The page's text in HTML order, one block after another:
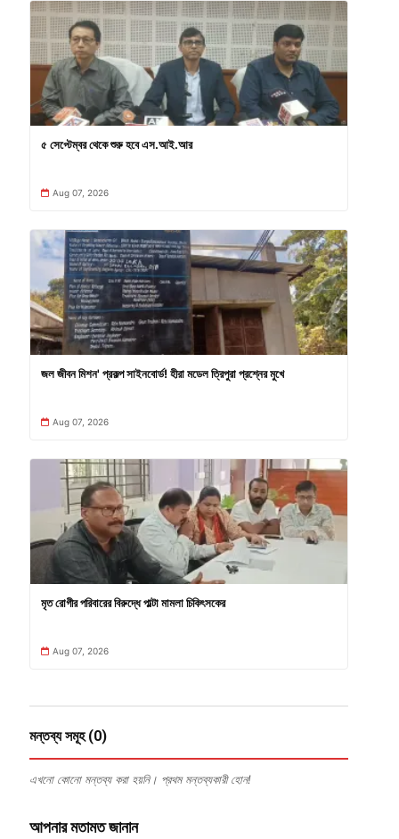
৫ সেপ্টেম্বর থেকে শুরু হবে এস.আই.আর
Aug 07, 2026
জল জীবন মিশন' প্রকল্প সাইনবোর্ড! হীরা মডেল ত্রিপুরা প্রশ্নের মুখে
Aug 07, 2026
মৃত রোগীর পরিবারের বিরুদ্ধে পাল্টা মামলা চিকিৎসকের
Aug 07, 2026
মন্তব্য সমূহ (0)
এখনো কোনো মন্তব্য করা হয়নি। প্রথম মন্তব্যকারী হোন!
আপনার মতামত জানান